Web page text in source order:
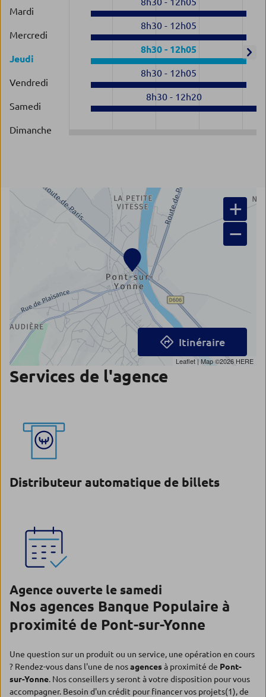
Mardi
Mercredi
8h30- 12h05
Jeudi
8h30- 12h05
Vendredi
8h30- 12h05
Samedi
8h30- 12h20
Dimanche
+
−
Leaflet | Map ©2026 HERE
Itinéraire
Services de l'agence
Distributeur automatique de billets
Agence ouverte le samedi
Nos agences Banque Populaire à
proximité de Pont-sur-Yonne
Une question sur un produit ou un service, une opération en cours
? Rendez-vous dans l'une de nosagencesà proximité de Pont-
sur-Yonne. Nos conseillers y seront à votre disposition pour vous
accompagner. Besoin d'un crédit pour financer vos projets(1), de